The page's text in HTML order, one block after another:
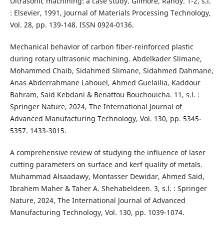
: Elsevier, 1991, Journal of Materials Processing Technology,
Vol. 28, pp. 139-148. ISSN 0924-0136.
Mechanical behavior of carbon fiber-reinforced plastic
during rotary ultrasonic machining. Abdelkader Slimane,
Mohammed Chaib, Sidahmed Slimane, Sidahmed Dahmane,
Anas Abderrahmane Lahouel, Ahmed Guelailia, Kaddour
Bahram, Said Kebdani & Benattou Bouchouicha. 11, s.l. :
Springer Nature, 2024, The International Journal of
Advanced Manufacturing Technology, Vol. 130, pp. 5345-
5357. 1433-3015.
A comprehensive review of studying the influence of laser
cutting parameters on surface and kerf quality of metals.
Muhammad Alsaadawy, Montasser Dewidar, Ahmed Said,
Ibrahem Maher & Taher A. Shehabeldeen. 3, s.l. : Springer
Nature, 2024, The International Journal of Advanced
Manufacturing Technology, Vol. 130, pp. 1039-1074.